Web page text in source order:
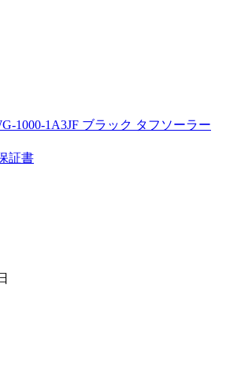
1000-1A3JF ブラック タフソーラー
証書